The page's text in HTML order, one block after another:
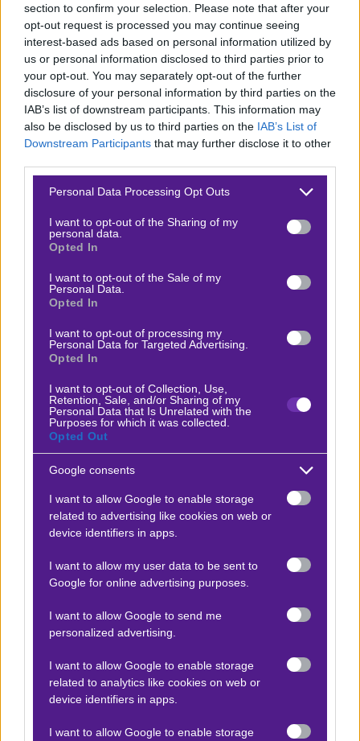
section to confirm your selection. Please note that after your
opt-out request is processed you may continue seeing
interest-based ads based on personal information utilized by
us or personal information disclosed to third parties prior to
your opt-out. You may separately opt-out of the further
disclosure of your personal information by third parties on the
IAB’s list of downstream participants. This information may
also be disclosed by us to third parties on the IAB’s List of
Downstream Participants that may further disclose it to other
Please note that this website/app uses one or more Google
not limited to your visit or usage behaviour. You may click to
grant or deny consent to Google and its third-party tags to
use your data for below specified purposes in below Google
consent section.
Personal Data Processing Opt Outs
I want to opt-out of the Sharing of my
personal data.
Opted In
I want to opt-out of the Sale of my
Personal Data.
Opted In
I want to opt-out of processing my
Personal Data for Targeted Advertising.
Opted In
I want to opt-out of Collection, Use,
Retention, Sale, and/or Sharing of my
Personal Data that Is Unrelated with the
Purposes for which it was collected.
Opted Out
Google consents
I want to allow Google to enable storage
related to advertising like cookies on web or
device identifiers in apps.
I want to allow my user data to be sent to
Google for online advertising purposes.
I want to allow Google to send me
personalized advertising.
I want to allow Google to enable storage
related to analytics like cookies on web or
device identifiers in apps.
I want to allow Google to enable storage
Και για του λόγου το αληθές, οι «κανονιέρηδες»
μετρούν 6/10 Over 2.5στα τελευταία τους ματς,
ανεξαρτήτως έδρας και η αρμάδα του Κάρικ10/11 Over
2.5στα πιο πρόσφατα εκτός έδρας!
Όλα αυτά κι άλλα πολλά. Καλή μας επιτυχία, καλή
θέαση και φυσικά, μην ξεχνάτε… την αγάπη μου…❤️
Υ.Γ.: Στον τίτλο μας φιλοξενείται στίχος από ένα
τραγούδι… σταθμό στην ελληνική δισκογραφία, από
τον Νίκο Κοκλώνη! Μάτι, μάτι!
Η Κωνσταντίνα Θεοδώρου προτείνει:
Άρσεναλ - Μάντσεστερ Γιουνάιτεντ
Πρέμιερ Λιγκ 25.01.2026|18:30 +6.99
Over 2.5
1.70
Αποτέλεσμα: 2-3
Προσφορές*
ΒΑΘΜΟΛΟΓΙΕΣ
Super league
Βαθμολογίες Γερμανίας – Bundesliga
Βαθμολογίες Ισπανίας- La liga
Βαθμολογίες Ιταλίας- Serie A